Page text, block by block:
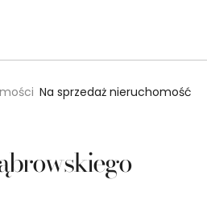
Na sprzedaż nieruchomość